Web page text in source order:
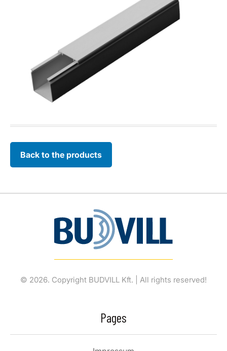
Back to the products
© 2026. Copyright BUDVILL Kft. | All rights reserved!
Pages